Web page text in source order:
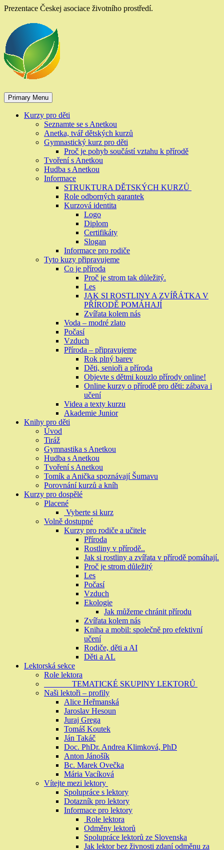
Skip
content
Prezentace Českej asociace životního prostředí.
Primary Menu
Kurzy pro děti
Seznamte se s Anetkou
Anetka, tvář dětských kurzů
Gymnastický kurz pro děti
Proč je pohyb součástí vztahu k přírodě
Tvoření s Anetkou
Hudba s Anetkou
Informace
STRUKTURA DĚTSKÝCH KURZŮ
Role odborných garantek
Kurzová identita
Logo
Diplom
Certifikáty
Slogan
Informace pro rodiče
Tyto kuzy připravujeme
Co je příroda
Proč je strom tak důležitý.
Les
JAK SI ROSTLINY A ZVÍŘÁTKA V
PŘÍRODĚ POMÁHAJÍ
Zvířata kolem nás
Voda – modré zlato
Počasí
Vzduch
Příroda – připravujeme
Rok plný barev
Děti, senioři a příroda
Objevte s dětmi kouzlo přírody online!
Online kurzy o přírodě pro děti: zábava i
učení
Videa a texty kurzu
Akademie Junior
Knihy pro děti
Úvod
Tiráž
Gymnastika s Anetkou
Hudba s Anetkou
Tvoření s Anetkou
Tomík a Anička spoznávají Šumavu
Porovnání kurzů a kníh
Kurzy pro dospělé
Placené
Vyberte si kurz
Volně dostupné
Kurzy pro rodiče a učitele
Příroda
Rostliny v přírodě..
Jak si rostliny a zvířata v přírodě pomáhají.
Proč je strom důležitý
Les
Počasí
Vzduch
Ekologie
Jak můžeme chránit přírodu
Zvířata kolem nás
Kniha a mobil: společně pro efektivní
učení
Rodiče, děti a AI
Děti a AL
Lektorská sekce
Role lektora
TEMATICKÉ SKUPINY LEKTORŮ
Naši lektoři – profily
Alice Heřmanská
Jaroslav Hesoun
Juraj Grega
Tomáš Koutek
Ján Takáč
Doc. PhDr. Andrea Klimková, PhD
Anton Jánošík
Bc. Marek Ovečka
Mária Vacíková
Vítejte mezi lektory
Spolupráce s lektory
Dotazník pro lektory
Informace pro lektory
Role lektora
Odměny lektorů
Spolupráce lektorů ze Slovenska
Jak lektor bez živnosti zdaní odměnu za